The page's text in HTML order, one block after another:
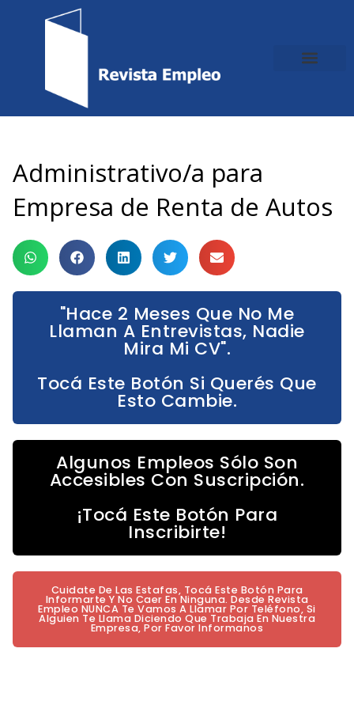
Administrativo/a para
Empresa de Renta de Autos
"Hace 2 Meses Que No Me
Llaman A Entrevistas, Nadie
Mira Mi CV".
Tocá Este Botón Si Querés Que
Esto Cambie.
Algunos Empleos Sólo Son
Accesibles Con Suscripción.
¡Tocá Este Botón Para
Inscribirte!
Cuidate De Las Estafas, Tocá Este Botón Para
Informarte Y No Caer En Ninguna. Desde Revista
Empleo NUNCA Te Vamos A Llamar Por Teléfono, Si
Alguien Te Llama Diciendo Que Trabaja En Nuestra
Empresa, Por Favor Informanos